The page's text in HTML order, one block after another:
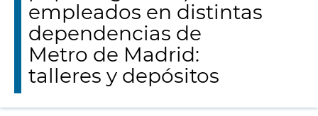
empleados en distintas
dependencias de
Metro de Madrid:
talleres y depósitos